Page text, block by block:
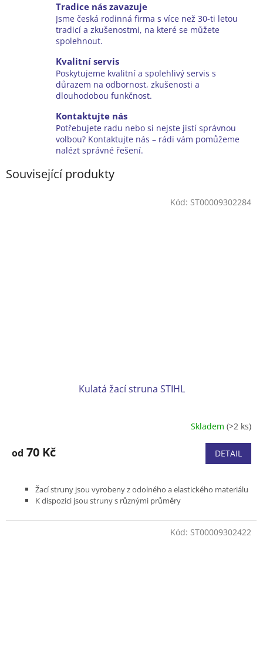
Tradice nás zavazuje
Jsme česká rodinná firma s více než 30-ti letou
tradicí a zkušenostmi, na které se můžete
spolehnout.
Kvalitní servis
Poskytujeme kvalitní a spolehlivý servis s
důrazem na odbornost, zkušenosti a
dlouhodobou funkčnost.
Kontaktujte nás
Potřebujete radu nebo si nejste jistí správnou
volbou? Kontaktujte nás – rádi vám pomůžeme
nalézt správné řešení.
Související produkty
Kulatá žací struna STIHL
Skladem (>2 ks)
od 70 Kč DETAIL
Žací struny jsou vyrobeny z odolného a elastického materiálu
K dispozici jsou struny s různými průměry
Kód: ST00009302284
Kód: ST00009302422